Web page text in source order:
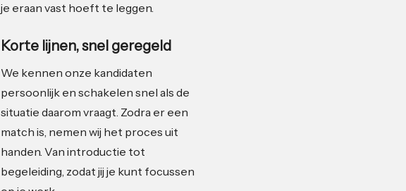
je eraan vast hoeft te leggen.
Korte lijnen, snel geregeld
We kennen onze kandidaten
persoonlijk en schakelen snel als de
situatie daarom vraagt. Zodra er een
match is, nemen wij het proces uit
handen. Van introductie tot
begeleiding, zodat jij je kunt focussen